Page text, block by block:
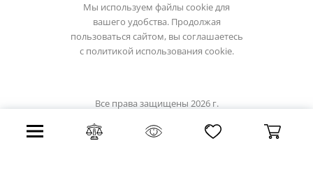
Мы используем файлы cookie для
вашего удобства. Продолжая
пользоваться сайтом, вы соглашаетесь
с политикой использования cookie.
Все права защищены 2026 г.